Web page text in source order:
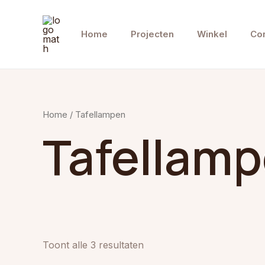
Home Projecten Winkel
Home / Tafellampen
Toont alle 3 resultaten